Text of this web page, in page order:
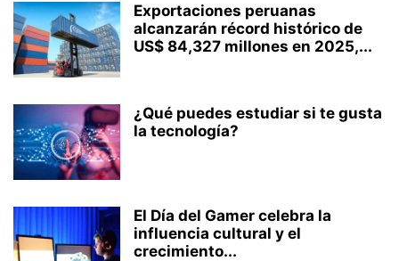
Exportaciones peruanas
alcanzarán récord histórico de
US$ 84,327 millones en 2025,...
¿Qué puedes estudiar si te gusta
la tecnología?
El Día del Gamer celebra la
influencia cultural y el
crecimiento...